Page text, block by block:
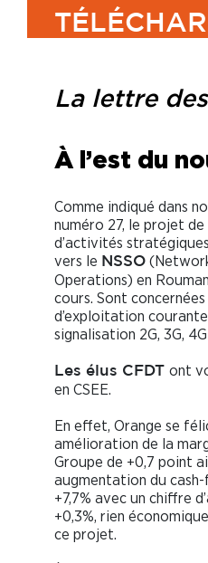
La lettre
À l’est du
Comme indiqué dans
numéro 27, le projet
d’activités
vers le NSSO
Operations) en
cours. Sont
d’exploitation
signalisation 2G, 3G,
Les élus CFDT ont
en CSEE.
En effet, Orange se
amélioration de la
Groupe de +0,7 point
augmentation du
+7,7% avec un chiffre
+0,3%, rien
ce projet.